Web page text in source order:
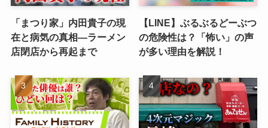
「まつり家」内田貴子の現
在と病気の真相—ラーメン
店閉店から再起まで
【LINE】ぶるぶるどーぶつ
の危険性は？「怖い」の声
が多い理由を解説！